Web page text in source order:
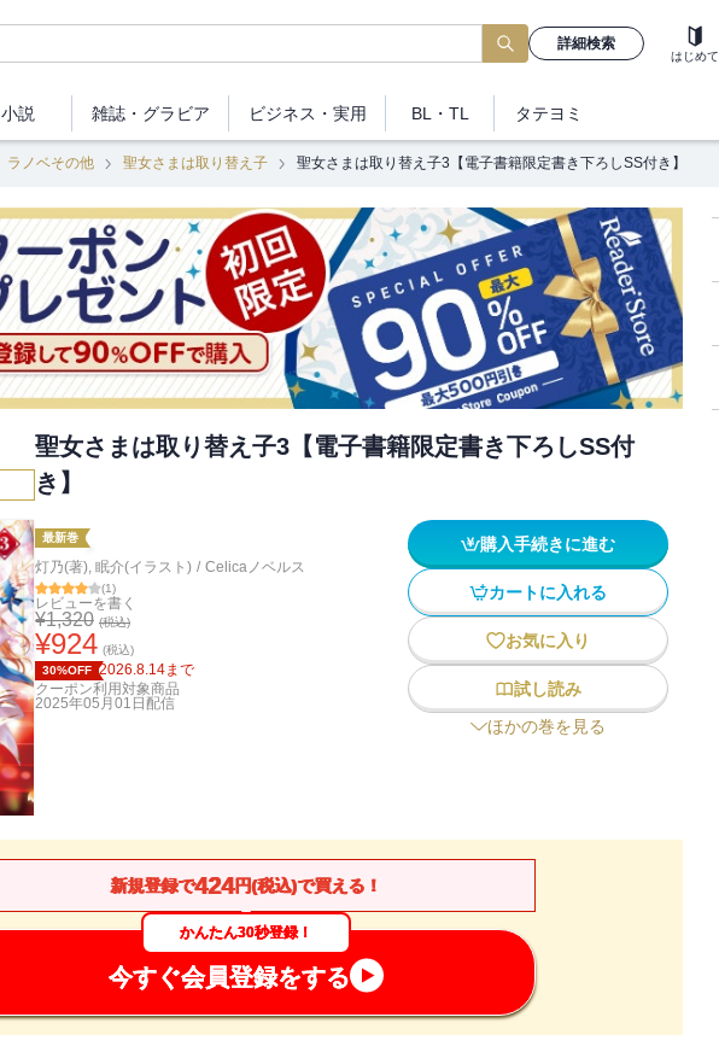
詳細検索
はじめて
小説 雑誌・ グラビア ビジネス ・実用 BL・TL タテヨミ
ラノベその他 聖女さまは取り替え子 聖女さまは取り替え子3【電子書籍限定書き下ろしSS付き】
聖女さまは取り替え子3【電子書籍限定書き下ろしSS付
き】
最新巻
灯乃(著), 眠介(イラスト) / Celicaノベルス
(1)
レビューを書く
¥1,320 (税込)
¥924 (税込)
30%OFF 2026.8.14まで
クーポン利用対象商品
2025年05月01日 配信
購入手続きに進む
カートに入れる
お気に入り
試し読み
ほかの巻を見る
新規登録で424円(税込)で買える！
かんたん30秒登録！
今すぐ会員登録をする